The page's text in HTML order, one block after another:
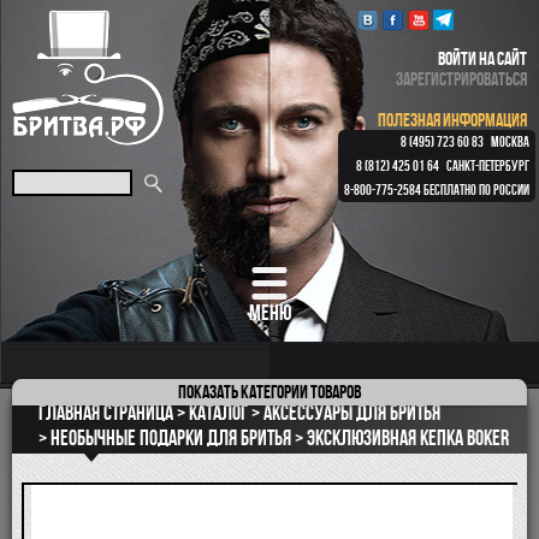
МЕНЮ
ВОЙТИ НА САЙТ
ЗАРЕГИСТРИРОВАТЬСЯ
ПОЛЕЗНАЯ ИНФОРМАЦИЯ
8 (495) 723 60 83 МОСКВА
8 (812) 425 01 64 САНКТ-ПЕТЕРБУРГ
8-800-775-2584 БЕСПЛАТНО ПО РОССИИ
Показатькатегории товаров
ПОДАРОЧНЫЕ НАБОРЫ
ОПАСНЫЕ БРИТВЫ
РЕМНИ
КЛАССИЧЕСКИЕ СТАНКИ
Главная страница Каталог
Аксессуары для бритья
Необычные подарки для бритья
Эксклюзивная кепка Boker